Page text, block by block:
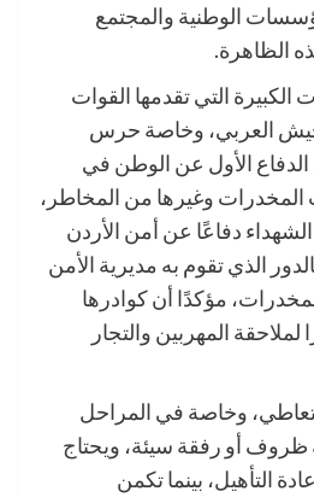
الوطنية والمجتمع
الظاهرة.
الكبيرة التي تقدمها القوات
العربي، وخاصة حرس
الدفاع الأول عن الوطن في
وغيرها من المخاطر،
دفاعًا عن أمن الأردن
الذي تقوم به مديرية الأمن
مؤكدًا أن كوادرها
لملاحقة المهربين والتجار
وخاصة في المراحل
ظروف أو رفقة سيئة، ويحتاج
التأهيل، بينما تكمن